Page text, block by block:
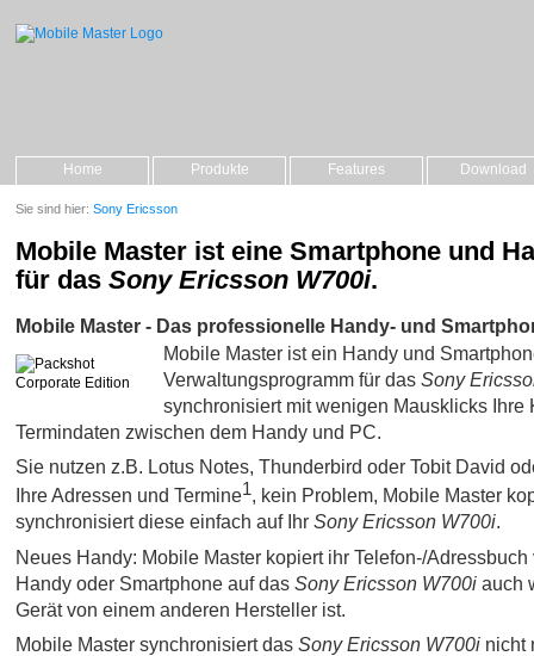
Home Produkte Features Download
Mobile Master ist eine Smartphone und
für das Sony Ericsson W700i.
Mobile Master - Das professionelle Handy- und
Mobile Master ist ein Handy und
Verwaltungsprogramm für das Sony
synchronisiert mit wenigen Mausklicks Ihre
Termindaten zwischen dem Handy und PC.
Sie nutzen z.B. Lotus Notes, Thunderbird oder Tobit David
Ihre Adressen und Termine1, kein Problem, Mobile Master
synchronisiert diese einfach auf Ihr Sony Ericsson W700i.
Neues Handy: Mobile Master kopiert ihr Telefon-/Adressbuch
Handy oder Smartphone auf das Sony Ericsson W700i auch
Gerät von einem anderen Hersteller ist.
Mobile Master synchronisiert das Sony Ericsson W700i nicht
Sie sind hier: Sony Ericsson